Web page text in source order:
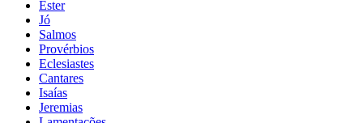
Ester
Jó
Salmos
Provérbios
Eclesiastes
Cantares
Isaías
Jeremias